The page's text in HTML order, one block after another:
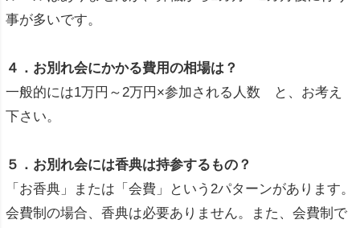
事が多いです。
４．お別れ会にかかる費用の相場は？
一般的には1万円～2万円×参加される人数 と、お考え
下さい。
５．お別れ会には香典は持参するもの？
「お香典」または「会費」という2パターンがあります。
会費制の場合、香典は必要ありません。また、会費制で